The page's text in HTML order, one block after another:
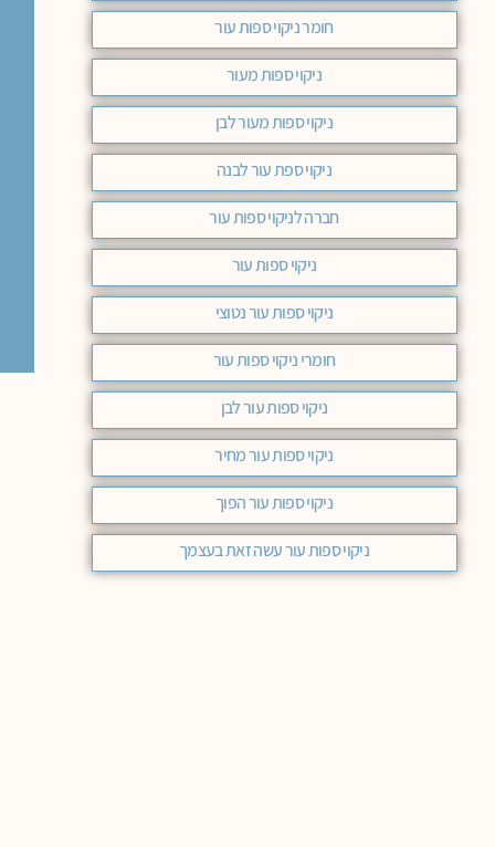
חומר ניקוי ספות עור
ניקוי ספות מעור
ניקוי ספות מעור לבן
ניקוי ספת עור לבנה
חברה לניקוי ספות עור
ניקוי ספות עור
ניקוי ספות עור נטוצי
חומרי ניקוי ספות עור
ניקוי ספות עור לבן
ניקוי ספות עור מחיר
ניקוי ספות עור הפוך
ניקוי ספות עור עשה זאת בעצמך